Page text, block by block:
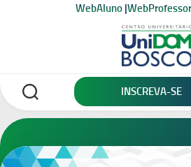
WebAluno |WebProfessor
INSCREVA-SE